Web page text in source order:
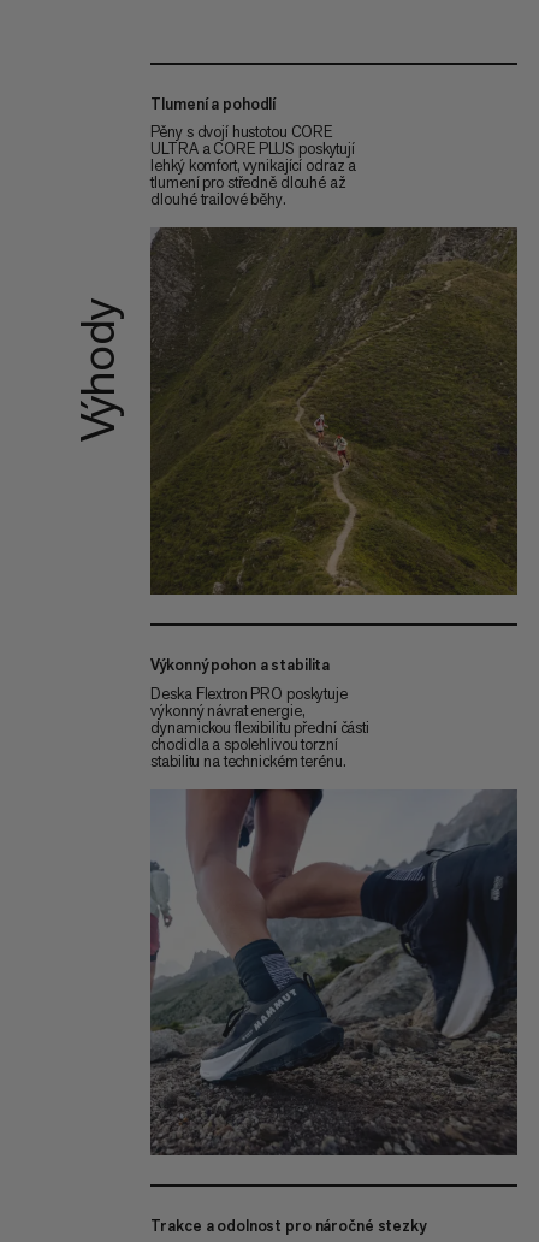
Výhody
Tlumení a pohodlí
Pěny s dvojí hustotou CORE
ULTRA a CORE PLUS poskytují
lehký komfort, vynikající odraz a
tlumení pro středně dlouhé až
dlouhé trailové běhy.
Výkonný pohon a stabilita
Deska Flextron PRO poskytuje
výkonný návrat energie,
dynamickou flexibilitu přední části
chodidla a spolehlivou torzní
stabilitu na technickém terénu.
Trakce a odolnost pro náročné stezky